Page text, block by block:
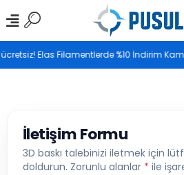
Saat 17.00’ye kadar vereceğiniz
kargoya teslim edilir.
Elas Filamentlerde %10 İndirim
İletişim Formu
3D baskı talebinizi iletmek için
doldurun. Zorunlu alanlar * ile